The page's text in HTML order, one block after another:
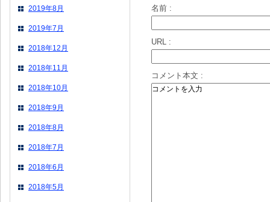
名前 :
URL :
コメント本文 :
2019年8月
2019年7月
2018年12月
2018年11月
2018年10月
2018年9月
2018年8月
2018年7月
2018年6月
2018年5月